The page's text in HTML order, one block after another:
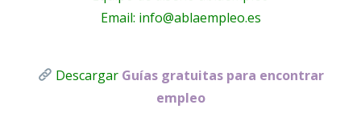
Email: info@ablaempleo.es
Descargar Guías gratuitas para encontrar
empleo